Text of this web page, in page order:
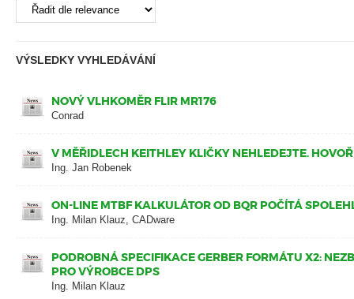
VÝSLEDKY VYHLEDÁVÁNÍ
NOVÝ VLHKOMĚR FLIR MR176
Conrad
V MĚŘIDLECH KEITHLEY KLIČKY NEHLEDEJTE.
Ing. Jan Robenek
ON-LINE MTBF KALKULÁTOR OD BQR POČÍTÁ
Ing. Milan Klauz, CADware
PODROBNÁ SPECIFIKACE GERBER FORMÁTU X2:
PRO VÝROBCE DPS
Ing. Milan Klauz